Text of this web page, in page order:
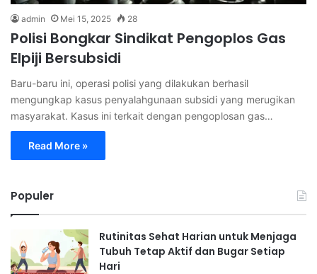
admin Mei 15, 2025 28
Polisi Bongkar Sindikat Pengoplos Gas
Elpiji Bersubsidi
Baru-baru ini, operasi polisi yang dilakukan berhasil
mengungkap kasus penyalahgunaan subsidi yang merugikan
masyarakat. Kasus ini terkait dengan pengoplosan gas…
Read More »
Populer
Rutinitas Sehat Harian untuk Menjaga
Tubuh Tetap Aktif dan Bugar Setiap
Hari